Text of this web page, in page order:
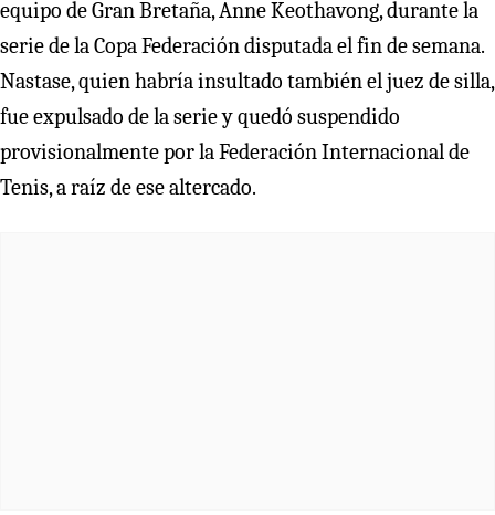
equipo de Gran Bretaña, Anne Keothavong, durante la
serie de la Copa Federación disputada el fin de semana.
Nastase, quien habrí­a insultado también el juez de silla,
fue expulsado de la serie y quedó suspendido
provisionalmente por la Federación Internacional de
Tenis, a raí­z de ese altercado.